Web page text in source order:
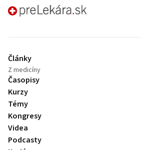
preLekára.sk
Články
Z medicíny
Časopisy
Kurzy
Témy
Kongresy
Videa
Podcasty